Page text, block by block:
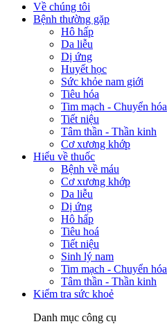
Về chúng tôi
Bệnh thường gặp
Hô hấp
Da liễu
Dị ứng
Huyết học
Sức khỏe nam giới
Tiêu hóa
Tim mạch - Chuyển hóa
Tiết niệu
Tâm thần - Thần kinh
Cơ xương khớp
Hiểu về thuốc
Bệnh về máu
Cơ xương khớp
Da liễu
Dị ứng
Hô hấp
Tiêu hoá
Tiết niệu
Sinh lý nam
Tim mạch - Chuyển hóa
Tâm thần - Thần kinh
Kiểm tra sức khoẻ
Danh mục công cụ